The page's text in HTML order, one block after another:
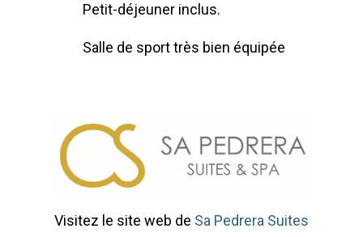
Petit-déjeuner inclus.
Salle de sport très bien équipée
Visitez le site web de Sa Pedrera Suites